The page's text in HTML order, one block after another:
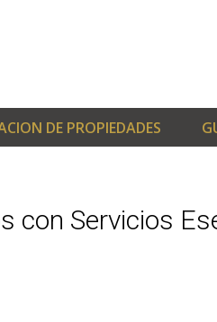
DE PROPIEDADES
con Servicios